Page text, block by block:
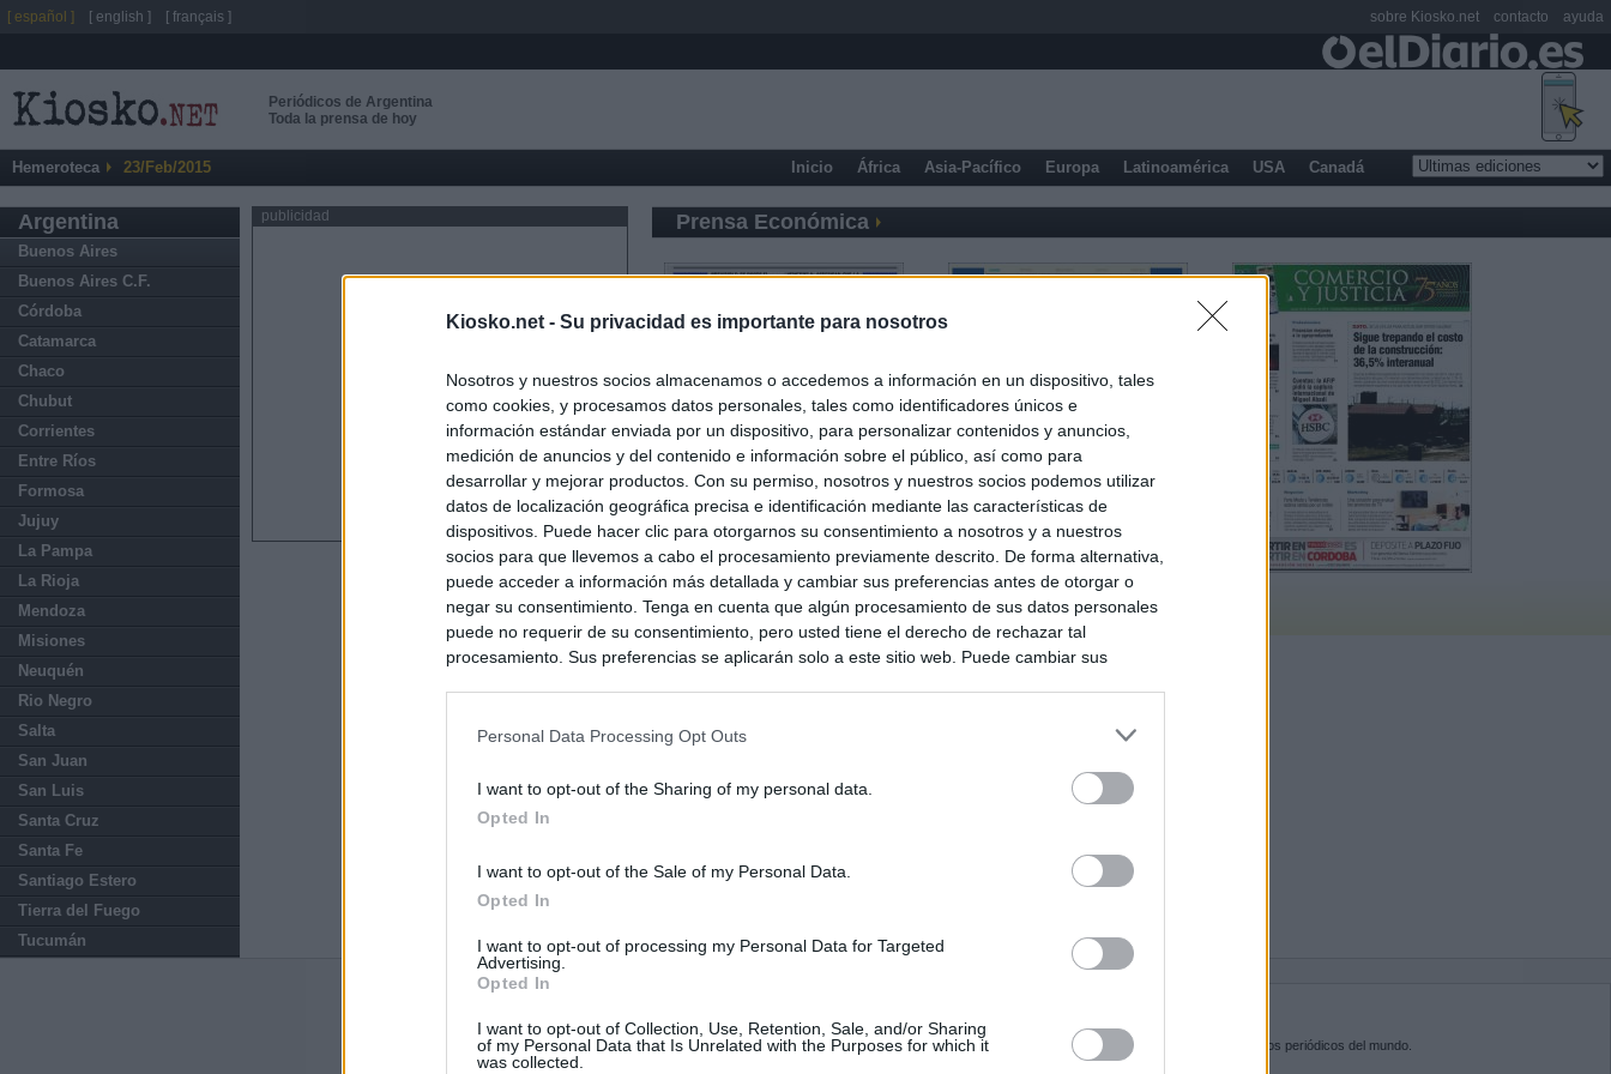
Kiosko.net - Su privacidad es importante para nosotros
Nosotros y nuestros socios almacenamos o accedemos a información en un dispositivo, tales
como cookies, y procesamos datos personales, tales como identificadores únicos e
información estándar enviada por un dispositivo, para personalizar contenidos y anuncios,
medición de anuncios y del contenido e información sobre el público, así como para
desarrollar y mejorar productos. Con su permiso, nosotros y nuestros socios podemos utilizar
datos de localización geográfica precisa e identificación mediante las características de
dispositivos. Puede hacer clic para otorgarnos su consentimiento a nosotros y a nuestros
socios para que llevemos a cabo el procesamiento previamente descrito. De forma alternativa,
puede acceder a información más detallada y cambiar sus preferencias antes de otorgar o
negar su consentimiento. Tenga en cuenta que algún procesamiento de sus datos personales
puede no requerir de su consentimiento, pero usted tiene el derecho de rechazar tal
procesamiento. Sus preferencias se aplicarán solo a este sitio web. Puede cambiar sus
Personal Data Processing Opt Outs
I want to opt-out of the Sharing of my personal data.
Opted In
I want to opt-out of the Sale of my Personal Data.
Opted In
I want to opt-out of processing my Personal Data for Targeted
Advertising.
Opted In
I want to opt-out of Collection, Use, Retention, Sale, and/or Sharing
of my Personal Data that Is Unrelated with the Purposes for which it
was collected.
Periódicos de Argentina
Toda la prensa de hoy
Hemeroteca 23/Feb/2015 Inicio África Asia-Pacífico Europa Latinoamérica USA Canadá
Argentina
Buenos Aires
Buenos Aires C.F.
Córdoba
Catamarca
Chaco
Chubut
Corrientes
Entre Ríos
Formosa
Jujuy
La Pampa
La Rioja
Mendoza
Misiones
Neuquén
Rio Negro
Salta
San Juan
San Luis
Santa Cruz
Santa Fe
Santiago Estero
Tierra del Fuego
Tucumán
publicidad Prensa Económica
Últimas noticias
Ayuso defiende que el ático comprado por la Comunidad de Madrid no era para
uso personal: "Sería muy poco inteligente"
Kiosko.net es la puerta de entrada a los periódicos del mundo.
[ español ] [ english ] [ français ] sobre Kiosko.net contacto ayuda